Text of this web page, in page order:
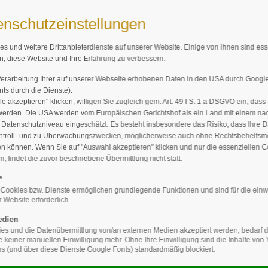
und weitere Drittanbieterdienste auf unserer Website. Einige von ihnen sind
diese Website und Ihre Erfahrung zu verbessern.
Ihrer auf unserer Webseite erhobenen Daten in den USA durch
durch die Dienste):
akzeptieren" klicken, willigen Sie zugleich gem. Art. 49 I S. 1 a DSGVO ein,
Die USA werden vom Europäischen Gerichtshof als ein Land mit einem
eingeschätzt. Es besteht insbesondere das Risiko, dass Ihre
und zu Überwachungszwecken, möglicherweise auch ohne
können. Wenn Sie auf "Auswahl akzeptieren" klicken und nur die essenziellen
findet die zuvor beschriebene Übermittlung nicht statt.
bzw. Dienste ermöglichen grundlegende Funktionen und sind für die
Website erforderlich.
und die Datenübermittlung von/an externen Medien akzeptiert werden, bedarf
keiner manuellen Einwilligung mehr. Ohne Ihre Einwilligung sind die Inhalte von
(und über diese Dienste Google Fonts) standardmäßig blockiert.
Buchstaben da sind und
Rafgenduks
die alle Buchstaben des
Sehr bekannt ist dieser: